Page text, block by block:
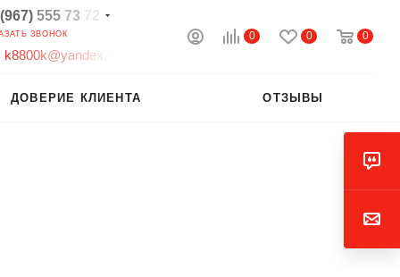
0 0 0
(967) 555 73
ЗВОНОК
k8800k@yandex
ДОВЕРИЕ КЛИЕНТА ОТЗЫВЫ